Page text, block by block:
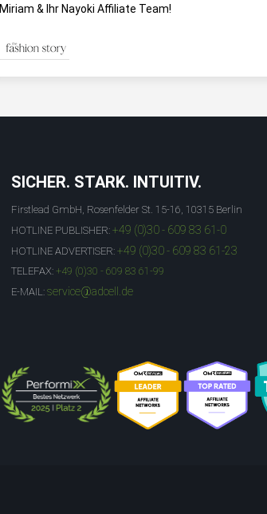
Miriam & Ihr Nayoki Affiliate Team!
SICHER. STARK. INTUITIV.
Firstlead GmbH, Rosenfelder St. 15-16, 10315 Berlin
HOTLINE PUBLISHER: +49 (0)30 - 609 83 61-0
HOTLINE ADVERTISER: +49 (0)30 - 609 83 61-23
TELEFAX: +49 (0)30 - 609 83 61-99
E-MAIL: service@adcell.de